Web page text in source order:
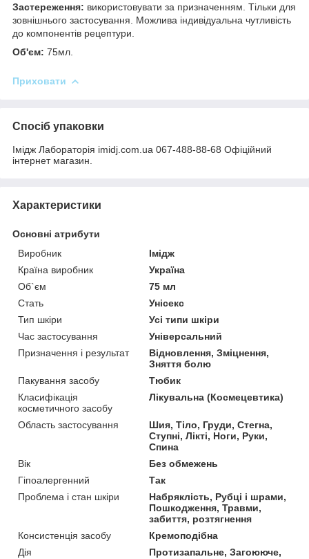
Застереження: використовувати за призначенням. Тільки для
зовнішнього застосування. Можлива індивідуальна чутливість
до компонентів рецептури.
Об'єм: 75мл.
Приховати
Спосіб упаковки
Імідж Лабораторія imidj.com.ua 067-488-88-68 Офіційний
інтернет магазин.
Характеристики
Основні атрибути
Виробник
Імідж
Країна виробник
Україна
Об`єм
75 мл
Стать
Унісекс
Тип шкіри
Усі типи шкіри
Час застосування
Універсальний
Призначення і результат
Відновлення, Зміцнення,
Зняття болю
Пакування засобу
Тюбик
Класифікація
косметичного засобу
Лікувальна (Космецевтика)
Область застосування
Шия, Тіло, Груди, Стегна,
Ступні, Лікті, Ноги, Руки,
Спина
Вік
Без обмежень
Гіпоалергенний
Так
Проблема і стан шкіри
Набряклість, Рубці і шрами,
Пошкодження, Травми,
забиття, розтягнення
Консистенція засобу
Кремоподібна
Дія
Протизапальне, Загоююче,